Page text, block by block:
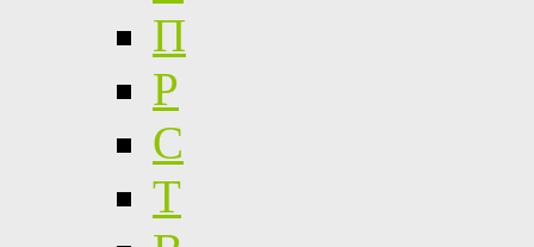
П
Р
С
Т